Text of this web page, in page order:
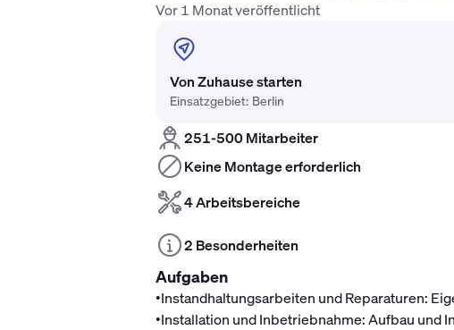
Vor 1 Monat veröffentlicht
Von Zuhause starten
Einsatzgebiet: Berlin
251-500 Mitarbeiter
Keine Montage erforderlich
4 Arbeitsbereiche
2 Besonderheiten
Aufgaben
•Instandhaltungsarbeiten und Reparaturen:
•Installation und Inbetriebnahme: Aufbau und